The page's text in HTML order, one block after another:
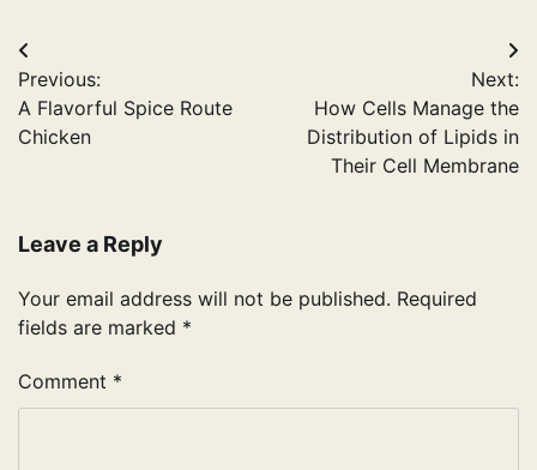
Post
navigation
Previous:
A Flavorful Spice Route
Chicken
Next:
How Cells Manage the
Distribution of Lipids in
Their Cell Membrane
Leave a Reply
Your email address will not be published. Required
fields are marked *
Comment *